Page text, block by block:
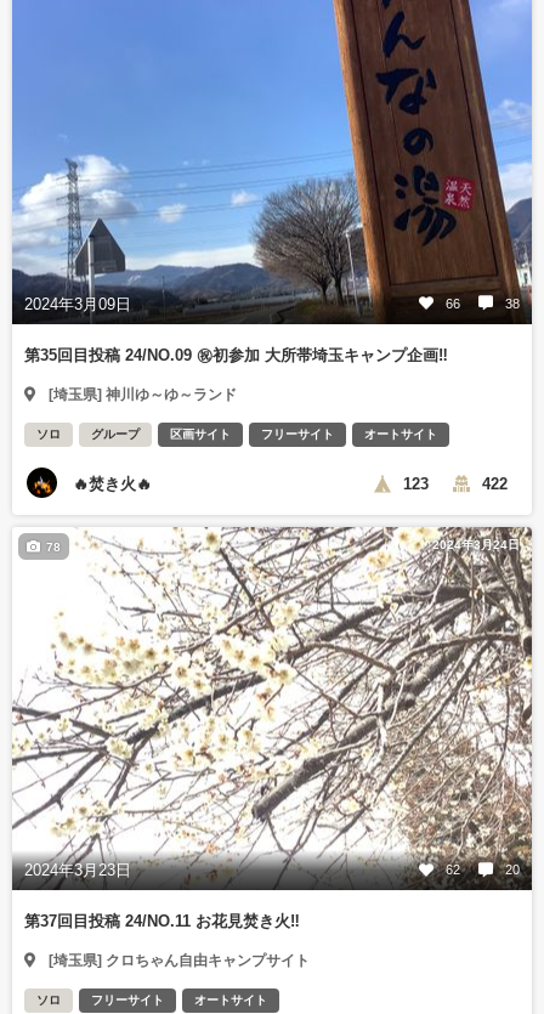
2024年3月09日 66 38
第35回目投稿 24/NO.09 ㊗️初参加 大所帯埼玉キャンプ企画‼️
[埼玉県] 神川ゆ～ゆ～ランド
ソロ グループ 区画サイト フリーサイト オートサイト
🔥焚き火🔥 123 422
2024年3月24日
2024年3月23日 62 20
78
第37回目投稿 24/NO.11 お花見焚き火‼️
[埼玉県] クロちゃん自由キャンプサイト
ソロ フリーサイト オートサイト